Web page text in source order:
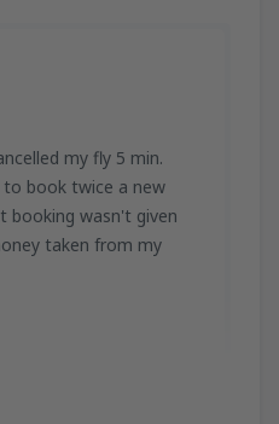
my fly 5 min.
to book twice a new
booking wasn't given
taken from my